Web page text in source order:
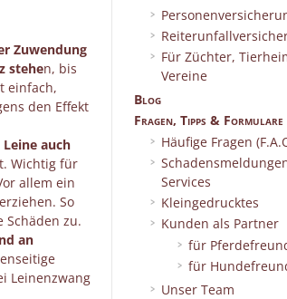
Zuwendung
stehen, bis
einfach,
den Effekt
Leine auch
Wichtig für
allem ein
So
zu.
an
Leinenzwang
Für Züchter,
Vereine
Blog
Fragen, Tipps & Formulare
Häufige Fragen
Services
Kleingedrucktes
Kunden als Partner
für
für
Unser Team